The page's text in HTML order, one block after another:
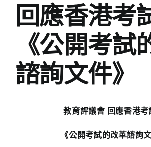
回應香港考
《公開考試
諮詢文件》
教育評議會 回應香港考
《公開考試的改革諮詢文